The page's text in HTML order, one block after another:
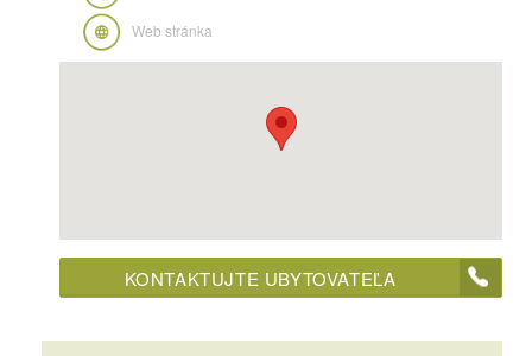
Web stránka
KONTAKTUJTE UBYTOVATEĽA